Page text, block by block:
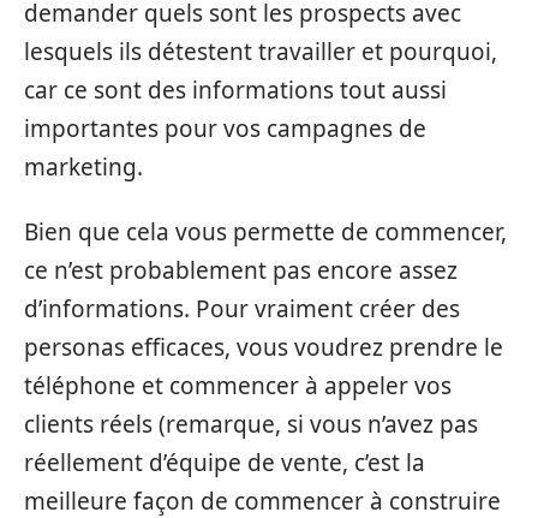
demander quels sont les prospects avec
lesquels ils détestent travailler et pourquoi,
car ce sont des informations tout aussi
importantes pour vos campagnes de
marketing.
Bien que cela vous permette de commencer,
ce n’est probablement pas encore assez
d’informations. Pour vraiment créer des
personas efficaces, vous voudrez prendre le
téléphone et commencer à appeler vos
clients réels (remarque, si vous n’avez pas
réellement d’équipe de vente, c’est la
meilleure façon de commencer à construire